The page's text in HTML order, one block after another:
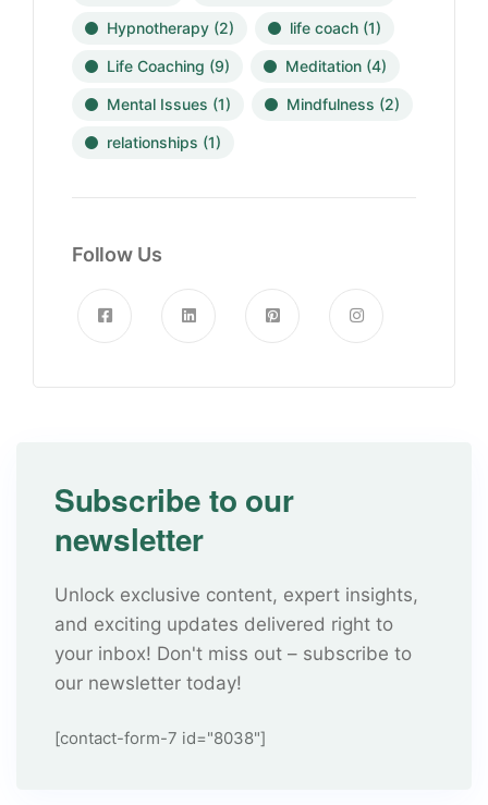
Hypnotherapy (2) life coach (1)
Life Coaching (9) Meditation (4)
Mental Issues (1) Mindfulness (2)
relationships (1)
Follow Us
Subscribe to our
newsletter
Unlock exclusive content, expert insights,
and exciting updates delivered right to
your inbox! Don't miss out – subscribe to
our newsletter today!
[contact-form-7 id="8038"]